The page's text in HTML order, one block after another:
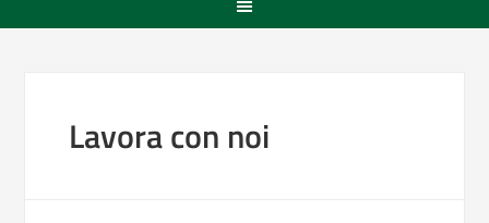
Lavora con noi